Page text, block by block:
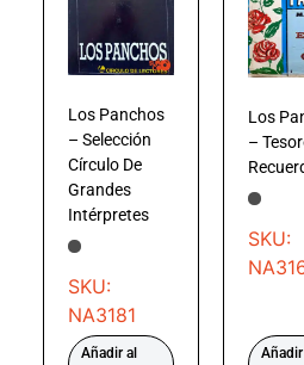
Los Panchos
– Selección
Círculo De
Grandes
Intérpretes
SKU:
NA3181
Añadir al
Los
–
SKU: